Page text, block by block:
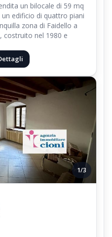
un bilocale di 59 mq
edificio di quattro piani
zona di Faidello a
costruito nel 1980 e
1/3